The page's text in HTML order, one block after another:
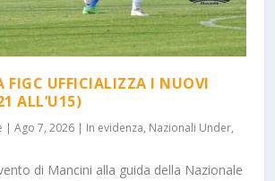
FIGC UFFICIALIZZA I NUOVI
ALL’U15)
|Ago 7, 2026 | In evidenza, Nazionali Under,
di Mancini alla guida della Nazionale